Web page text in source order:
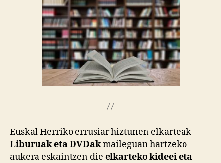
Euskal Herriko errusiar hiztunen elkarteak
Liburuak eta DVDakmaileguan hartzeko
aukera eskaintzen die elkarteko kideei eta